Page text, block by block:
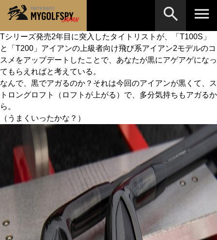
Tシリーズ発売2年目に突入したタイトリストが、「T100S」
と「T200」アイアンの上級者向け飛び系アイアン2モデルのコ
スメをアップデートしたことで、あなたが黒にアゲアゲになっ
てもらえればと考えている。
なんで、黒でアガるのか？それは今回のアイアンが黒くて、ス
トロングロフト（ロフトが上がる）で、多分気持ちもアガるか
ら。
（うまくいったかな？）
MOST WANTED テストランキング
NEW RELEASES 新製品情報
HOW TO ゴルフ上達・実践テクニック
LAB
Golf News
REVIEWS 製品レビュー
DRIVERS ドライバー
フェアウェイウッド
ハイブリッド
IRONS アイアン
※メーカー名やクラブ名など、検索したい事柄を入